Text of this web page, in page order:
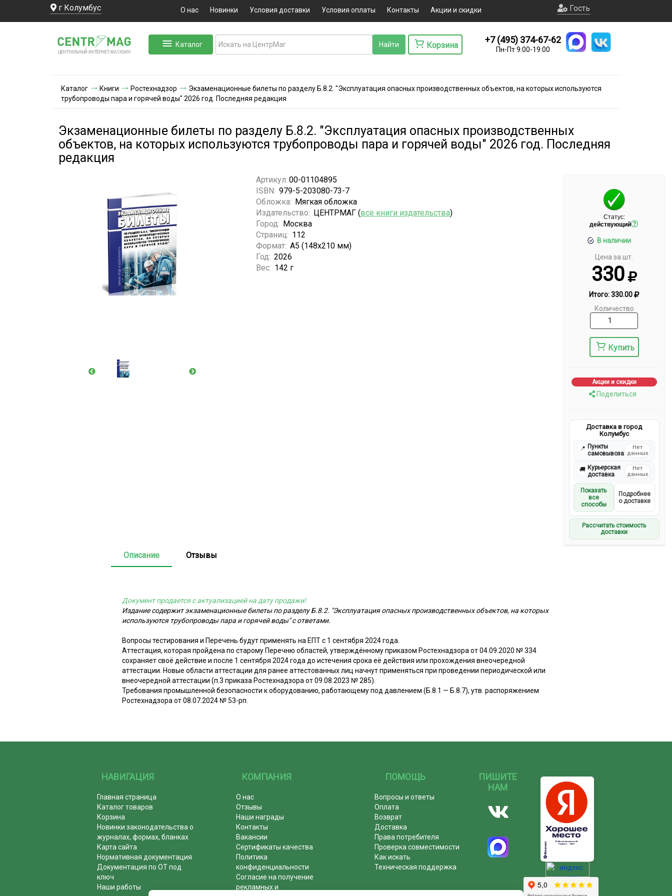
г Колумбус О нас Новинки Условия доставки Условия оплаты Контакты Акции и скидки Гость
ЦЕНТРАЛЬНЫЙ ИНТЕРНЕТ-МА ГАЗИН
Каталог Корзина
+7 (495) 374-67-62
Пн-Пт 9:00-19:00
Каталог Книги Ростехнадзор
Экзаменационные билеты по разделу Б.8.2. "Эксплуатация опасных производственных объектов, на которых используются
трубопроводы пара и горячей воды" 2026 год. Последняя редакция
Экзаменационные билеты по разделу Б.8.2. "Эксплуатация опасных производственных
объектов, на которых используются трубопроводы пара и горячей воды" 2026 год. Последняя
редакция
Статус:
действующий
В наличии
Цена за шт.
330
Итого:330.00
Количество
Купить
Акции и скидки
Поделиться
Доставка в город
Колумбус
📍 Пункты
самовывоза
Нет
данных
🚚 Курьерская
доставка
Нет
данных
Показать
все
способы
Подробнее
о доставке
Рассчитать стоимость
доставки
Артикул: 00-01104895
ISBN: 979-5-203080-73-7
Обложка: Мягкая обложка
Издательство: ЦЕНТРМАГ (все книги издательства)
Город: Москва
Страниц: 112
Формат: А5 (148x210 мм)
Год: 2026
Вес: 142 г
Описание Отзывы
Документ продается с актуализацией на дату продажи!
Издание содержит экзаменационные билеты по разделу Б.8.2. "Эксплуатация опасных производственных объектов, на которых
используются трубопроводы пара и горячей воды" с ответами.
Вопросы тестирования и Перечень будут применять на ЕПТ с 1 сентября 2024 года.
Аттестация, которая пройдена по старому Перечню областей, утверждённому приказом Ростехнадзора от 04.09.2020 № 334
сохраняет своё действие и после 1 сентября 2024 года до истечения срока её действия или прохождения внеочередной
аттестации. Новые области аттестации для ранее аттестованных лиц начнут применяться при проведении периодической или
внеочередной аттестации (п.3 приказа Ростехнадзора от 09.08.2023 № 285).
Требования промышленной безопасности к оборудованию, работающему под давлением (Б.8.1 — Б.8.7), утв. распоряжением
Ростехнадзора от 08.07.2024 № 53-рп.
НАВИГАЦИЯ
Главная страница
Каталог товаров
Корзина
Новинки законодательства о
журналах, формах, бланках
Карта сайта
Нормативная документация
Документация по ОТ под
ключ
Наши работы
КОМПАНИЯ
О нас
Отзывы
Наши награды
Контакты
Вакансии
Сертификаты качества
Политика
конфиденциальности
Согласие на получение
рекламных и
ПОМОЩЬ
Вопросы и ответы
Оплата
Возврат
Доставка
Права потребителя
Проверка совместимости
Как искать
Техническая поддержка
ПИШИТЕ
НАМ